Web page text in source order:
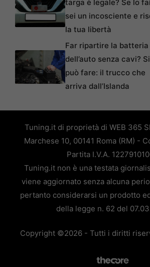
targa è legale? Se lo fai
sei un incosciente e
la tua libertà
Far ripartire la batteria
dell’auto senza cavi? Si
può fare: il trucco che
arriva dall’Islanda
Tuning.it di proprietà di WEB 365
Marchese 10, 00141 Roma (RM) -
Partita I.V.A.
Tuning.it non è una testata
viene aggiornato senza alcuna
pertanto considerarsi un prodotto
della legge n. 62 del
Copyright ©2026 - Tutti i diritti